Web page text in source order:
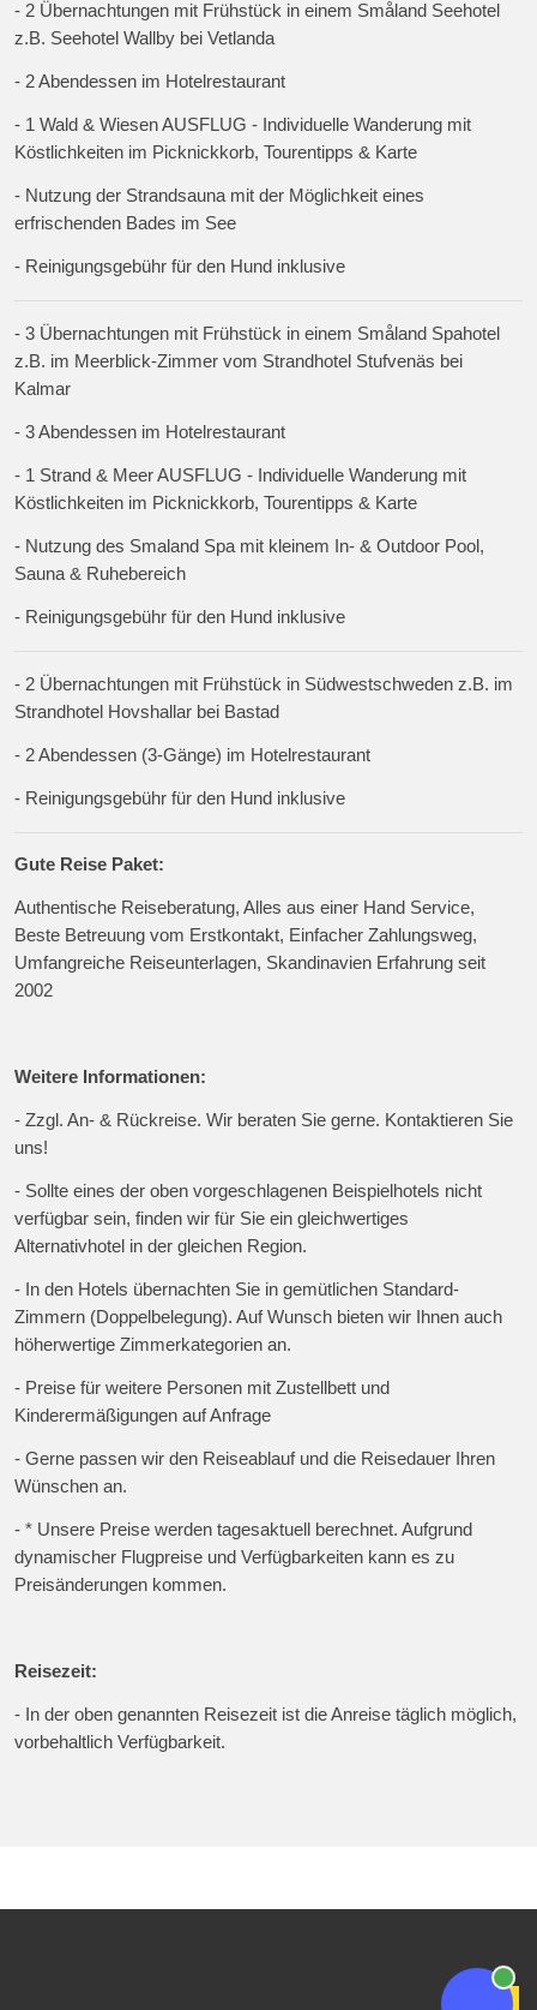
- 2 Übernachtungen mit Frühstück in einem Småland Seehotel
z.B. Seehotel Wallby bei Vetlanda
- 2 Abendessen im Hotelrestaurant
- 1 Wald & Wiesen AUSFLUG - Individuelle Wanderung mit
Köstlichkeiten im Picknickkorb, Tourentipps & Karte
- Nutzung der Strandsauna mit der Möglichkeit eines
erfrischenden Bades im See
- Reinigungsgebühr für den Hund inklusive
- 3 Übernachtungen mit Frühstück in einem Småland Spahotel
z.B. im Meerblick-Zimmer vom Strandhotel Stufvenäs bei
Kalmar
- 3 Abendessen im Hotelrestaurant
- 1 Strand & Meer AUSFLUG - Individuelle Wanderung mit
Köstlichkeiten im Picknickkorb, Tourentipps & Karte
- Nutzung des Smaland Spa mit kleinem In- & Outdoor Pool,
Sauna & Ruhebereich
- Reinigungsgebühr für den Hund inklusive
- 2 Übernachtungen mit Frühstück in Südwestschweden z.B. im
Strandhotel Hovshallar bei Bastad
- 2 Abendessen (3-Gänge) im Hotelrestaurant
- Reinigungsgebühr für den Hund inklusive
Gute Reise Paket:
Authentische Reiseberatung, Alles aus einer Hand Service,
Beste Betreuung vom Erstkontakt, Einfacher Zahlungsweg,
Umfangreiche Reiseunterlagen, Skandinavien Erfahrung seit
2002
Weitere Informationen:
- Zzgl. An- & Rückreise. Wir beraten Sie gerne. Kontaktieren Sie
uns!
- Sollte eines der oben vorgeschlagenen Beispielhotels nicht
verfügbar sein, finden wir für Sie ein gleichwertiges
Alternativhotel in der gleichen Region.
- In den Hotels übernachten Sie in gemütlichen Standard-
Zimmern (Doppelbelegung). Auf Wunsch bieten wir Ihnen auch
höherwertige Zimmerkategorien an.
- Preise für weitere Personen mit Zustellbett und
Kinderermäßigungen auf Anfrage
- Gerne passen wir den Reiseablauf und die Reisedauer Ihren
Wünschen an.
- * Unsere Preise werden tagesaktuell berechnet. Aufgrund
dynamischer Flugpreise und Verfügbarkeiten kann es zu
Preisänderungen kommen.
Reisezeit:
- In der oben genannten Reisezeit ist die Anreise täglich möglich,
vorbehaltlich Verfügbarkeit.